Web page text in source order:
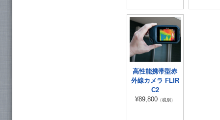
高性能携帯型赤
外線カメラ FLIR
C2
¥89,800（税別）